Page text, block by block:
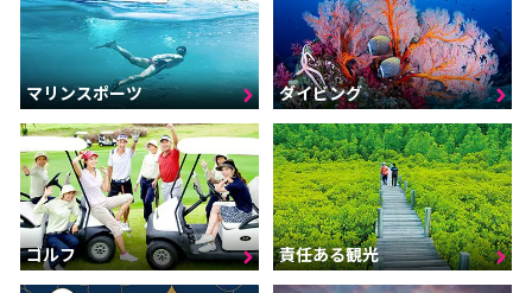
マリンスポーツ ダイビング
ゴルフ 責任ある観光